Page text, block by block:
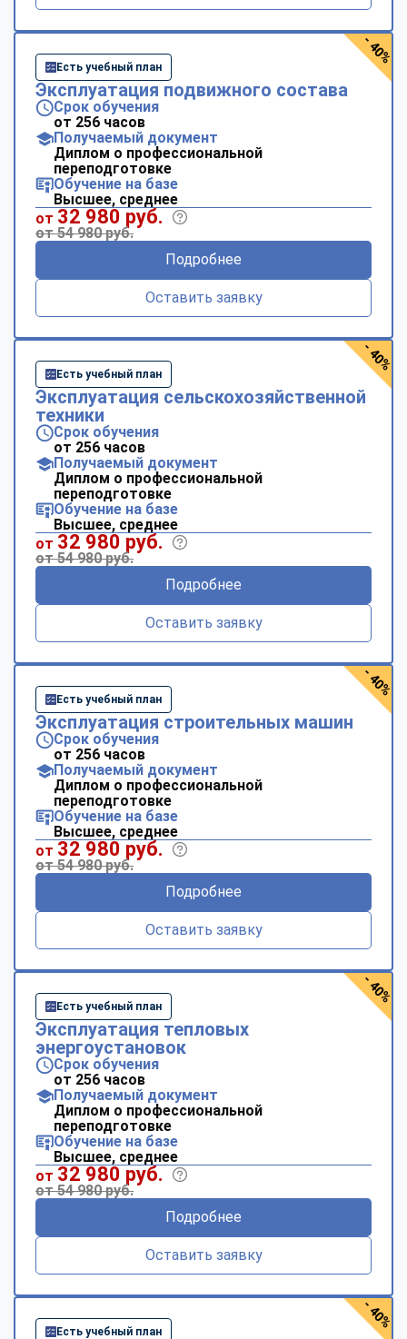
Есть учебный план
Эксплуатация подвижного состава
Срок обучения
от 256 часов
Получаемый документ
Диплом о профессиональной
переподготовке
Обучение на базе
Высшее, среднее
от 32 980 руб.
от 54 980 руб.
Подробнее
Оставить заявку
- 40%
Есть учебный план
Эксплуатация сельскохозяйственной
техники
Срок обучения
от 256 часов
Получаемый документ
Диплом о профессиональной
переподготовке
Обучение на базе
Высшее, среднее
от 32 980 руб.
от 54 980 руб.
Подробнее
Оставить заявку
- 40%
Есть учебный план
Эксплуатация строительных машин
Срок обучения
от 256 часов
Получаемый документ
Диплом о профессиональной
переподготовке
Обучение на базе
Высшее, среднее
от 32 980 руб.
от 54 980 руб.
Подробнее
Оставить заявку
- 40%
Есть учебный план
Эксплуатация тепловых
энергоустановок
Срок обучения
от 256 часов
Получаемый документ
Диплом о профессиональной
переподготовке
Обучение на базе
Высшее, среднее
от 32 980 руб.
от 54 980 руб.
Подробнее
Оставить заявку
- 40%
Есть учебный план
- 40%
ChatApp
online
Свяжитесь с нами через любой удобный мессенджер!
Telegram